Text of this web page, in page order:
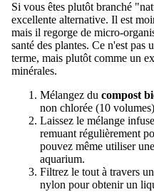
Si vous êtes plutôt branché
excellente alternative. Il est
mais il regorge de micro-
santé des plantes. Ce n'est pas
terme, mais plutôt comme un
minérales.
Mélangez du compost
non chlorée (10
Laissez le mélange
remuant régulièrement
pouvez même utiliser
aquarium.
Filtrez le tout à travers
nylon pour obtenir un